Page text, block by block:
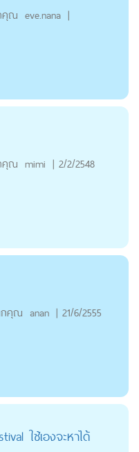
คุณ eve.nana |
คุณ mimi | 2/2/2548
คุณ anan | 21/6/2555
ใช้เองจะหาได้